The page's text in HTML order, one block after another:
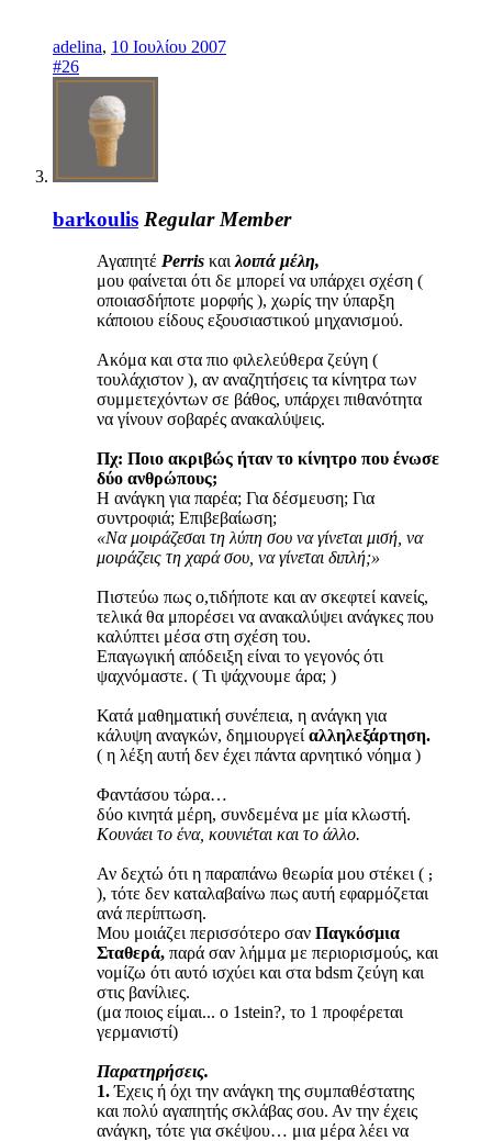
adelina, 10 Ιουλίου 2007
#26
barkoulis Regular Member
Αγαπητέ Perris και λοιπά μέλη,
μου φαίνεται ότι δε μπορεί να υπάρχει σχέση (
οποιασδήποτε μορφής ), χωρίς την ύπαρξη
κάποιου είδους εξουσιαστικού μηχανισμού.
Ακόμα και στα πιο φιλελεύθερα ζεύγη (
τουλάχιστον ), αν αναζητήσεις τα κίνητρα των
συμμετεχόντων σε βάθος, υπάρχει πιθανότητα
να γίνουν σοβαρές ανακαλύψεις.
Πχ: Ποιο ακριβώς ήταν το κίνητρο που ένωσε
δύο ανθρώπους;
Η ανάγκη για παρέα; Για δέσμευση; Για
συντροφιά; Επιβεβαίωση;
«Να μοιράζεσαι τη λύπη σου να γίνεται μισή, να
μοιράζεις τη χαρά σου, να γίνεται διπλή;»
Πιστεύω πως ο,τιδήποτε και αν σκεφτεί κανείς,
τελικά θα μπορέσει να ανακαλύψει ανάγκες που
καλύπτει μέσα στη σχέση του.
Επαγωγική απόδειξη είναι το γεγονός ότι
ψαχνόμαστε. ( Τι ψάχνουμε άρα; )
Κατά μαθηματική συνέπεια, η ανάγκη για
κάλυψη αναγκών, δημιουργεί αλληλεξάρτηση.
( η λέξη αυτή δεν έχει πάντα αρνητικό νόημα )
Φαντάσου τώρα…
δύο κινητά μέρη, συνδεμένα με μία κλωστή.
Κουνάει το ένα, κουνιέται και το άλλο.
Αν δεχτώ ότι η παραπάνω θεωρία μου στέκει ( ;
), τότε δεν καταλαβαίνω πως αυτή εφαρμόζεται
ανά περίπτωση.
Μου μοιάζει περισσότερο σαν Παγκόσμια
Σταθερά, παρά σαν λήμμα με περιορισμούς, και
νομίζω ότι αυτό ισχύει και στα bdsm ζεύγη και
στις βανίλιες.
(μα ποιος είμαι... ο 1stein?, το 1 προφέρεται
γερμανιστί)
Παρατηρήσεις.
1.Έχεις ή όχι την ανάγκη της συμπαθέστατης
και πολύ αγαπητής σκλάβας σου. Αν την έχεις
ανάγκη, τότε για σκέψου… μια μέρα λέει να